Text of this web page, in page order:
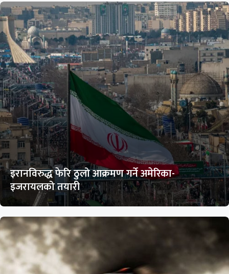
इरानविरुद्ध फेरि ठुलो आक्रमण गर्ने अमेरिका-
इजरायलको तयारी